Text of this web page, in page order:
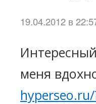
19.04.2012 в
меня
hyperseo.ru/